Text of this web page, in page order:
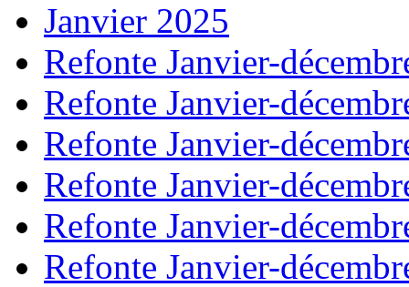
Janvier 2025
Refonte Janvier-
Refonte Janvier-
Refonte Janvier-
Refonte Janvier-
Refonte Janvier-
Refonte Janvier-